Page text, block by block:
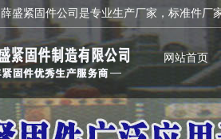
薛盛紧固件公司是专业生产厂家，标准件厂
网站首页